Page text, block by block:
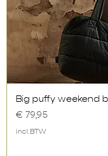
Big puffy weekend
Prijs
€ 79,95
incl.BTW